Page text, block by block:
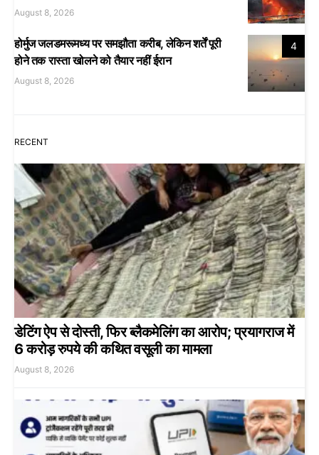
August 8, 2026
4
होर्मुज जलडमरूमध्य पर समझौता करीब, लेकिन शर्तें पूरी
होने तक रास्ता खोलने को तैयार नहीं ईरान
August 8, 2026
RECENT
डेटिंग ऐप से दोस्ती, फिर ब्लैकमेलिंग का आरोप; प्रयागराज में
6 करोड़ रुपये की कथित वसूली का मामला
August 8, 2026